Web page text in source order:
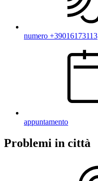
numero +39016173113
appuntamento
Problemi in città